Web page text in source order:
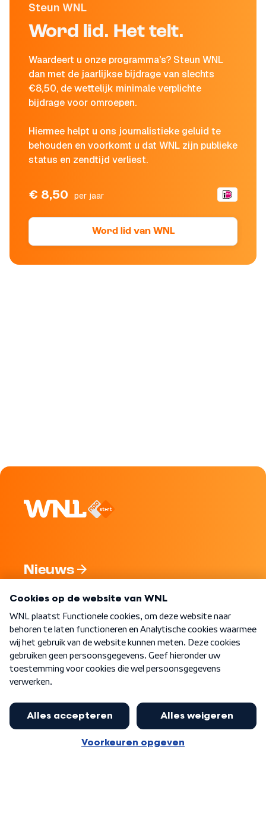
Steun WNL
Word lid. Het telt.
Waardeert u onze programma's? Steun WNL
dan met de jaarlijkse bijdrage van slechts
€8,50, de wettelijk minimale verplichte
bijdrage voor omroepen.
Hiermee helpt u ons journalistieke geluid te
behouden en voorkomt u dat WNL zijn publieke
status en zendtijd verliest.
€ 8,50 per jaar
Word lid van WNL
Nieuws
Nieuwsbrief
Word Lid